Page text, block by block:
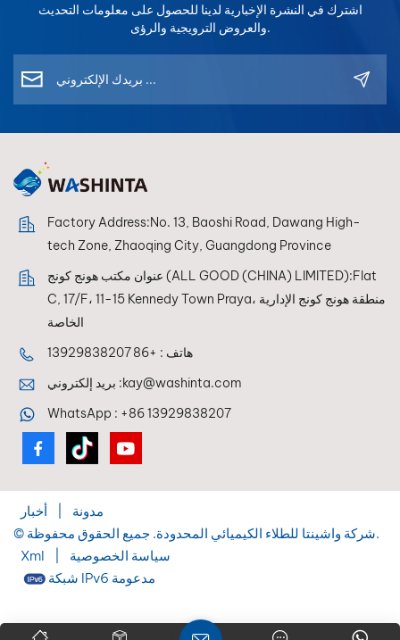
اشترك في النشرة الإخبارية لدينا للحصول على معلومات التحديث
والعروض الترويجية والرؤى.
Factory Address:No. 13, Baoshi Road, Dawang High-
tech Zone, Zhaoqing City, Guangdong Province
عنوان مكتب هونج كونج (ALL GOOD (CHINA) LIMITED):Flat
C, 17/F، 11-15 Kennedy Town Praya، منطقة هونج كونج الإدارية
الخاصة
هاتف : +86 13929838207
بريد إلكتروني :kay@washinta.com
WhatsApp : +86 13929838207
مدونة
أخبار
© شركة واشينتا للطلاء الكيميائي المحدودة. جميع الحقوق محفوظة.
Xml
سياسة الخصوصية
شبكة IPv6 مدعومة